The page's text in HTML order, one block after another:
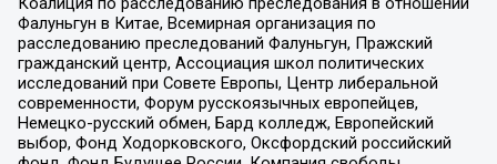
Фалуньгун в Китае, Всемирная организация по
расследованию преследований Фалуньгун, Пражский
гражданский центр, Ассоциация школ политических
исследований при Совете Европы, Центр либеральной
современности, Форум русскоязычных европейцев,
Немецко-русский обмен, Бард колледж, Европейский
выбор, Фонд Ходорковского, Оксфордский российский